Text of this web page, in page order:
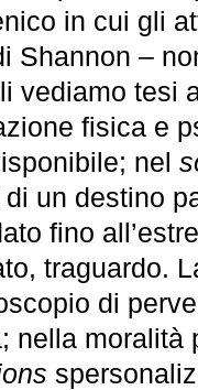
in cui gli
Shannon –
vediamo tesi
fisica e
nel
un destino
fino
traguardo.
di
nella